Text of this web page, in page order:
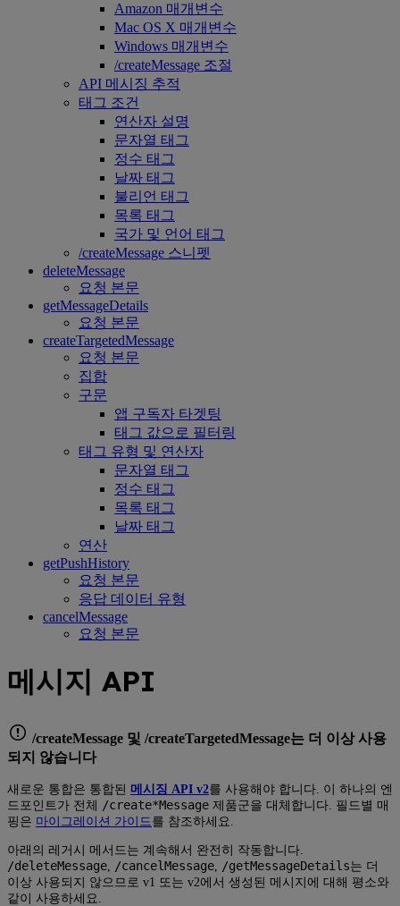
Amazon 매개변수
Mac OS X 매개변수
Windows 매개변수
/createMessage 조절
API 메시징 추적
태그 조건
연산자 설명
문자열 태그
정수 태그
날짜 태그
불리언 태그
목록 태그
국가 및 언어 태그
/createMessage 스니펫
deleteMessage
요청 본문
getMessageDetails
요청 본문
createTargetedMessage
요청 본문
집합
구문
앱 구독자 타겟팅
태그 값으로 필터링
태그 유형 및 연산자
문자열 태그
정수 태그
목록 태그
날짜 태그
연산
getPushHistory
요청 본문
응답 데이터 유형
cancelMessage
요청 본문
메시지 API
/createMessage 및 /createTargetedMessage는 더 이상 사용
되지 않습니다
새로운 통합은 통합된 메시징 API v2를 사용해야 합니다. 이 하나의 엔
드포인트가 전체 /create*Message 제품군을 대체합니다. 필드별 매
핑은 마이그레이션 가이드 를 참조하세요.
아래의 레거시 메서드는 계속해서 완전히 작동합니다.
/deleteMessage /cancelMessage /getMessageDetails는 더
이상 사용되지 않으므로 v1 또는 v2에서 생성된 메시지에 대해 평소와
같이 사용하세요.